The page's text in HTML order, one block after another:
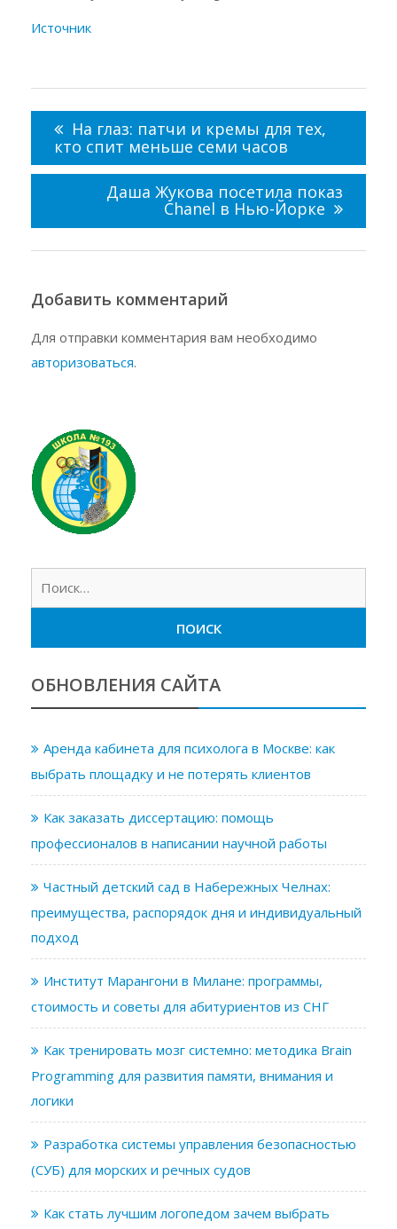
Источник
записям
На глаз: патчи и кремы для тех,
кто спит меньше семи часов
Даша Жукова посетила показ
Chanel в Нью-Йорке
Добавить комментарий
Для отправки комментария вам необходимо
авторизоваться.
ОБНОВЛЕНИЯ САЙТА
Аренда кабинета для психолога в Москве: как
выбрать площадку и не потерять клиентов
Как заказать диссертацию: помощь
профессионалов в написании научной работы
Частный детский сад в Набережных Челнах:
преимущества, распорядок дня и индивидуальный
подход
Институт Марангони в Милане: программы,
стоимость и советы для абитуриентов из СНГ
Как тренировать мозг системно: методика Brain
Programming для развития памяти, внимания и
логики
Разработка системы управления безопасностью
(СУБ) для морских и речных судов
Как стать лучшим логопедом зачем выбрать